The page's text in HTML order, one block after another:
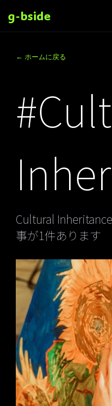
g-bside
← ホームに戻る
Cultural
事が1件あります